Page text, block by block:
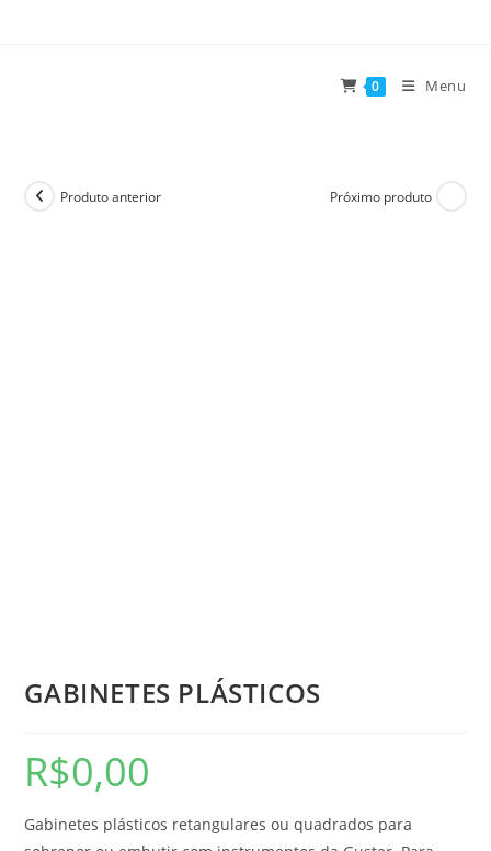
0 Menu
Produto anterior Próximo produto
GABINETES PLÁSTICOS
R$0,00
Gabinetes plásticos retangulares ou quadrados para